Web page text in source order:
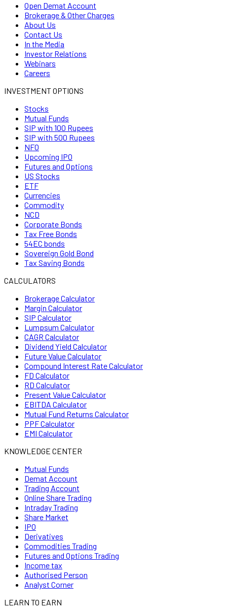
Open Demat Account
Brokerage & Other Charges
About Us
Contact Us
In the Media
Investor Relations
Webinars
Careers
INVESTMENT OPTIONS
Stocks
Mutual Funds
SIP with 100 Rupees
SIP with 500 Rupees
NFO
Upcoming IPO
Futures and Options
US Stocks
ETF
Currencies
Commodity
NCD
Corporate Bonds
Tax Free Bonds
54EC bonds
Sovereign Gold Bond
Tax Saving Bonds
CALCULATORS
Brokerage Calculator
Margin Calculator
SIP Calculator
Lumpsum Calculator
CAGR Calculator
Dividend Yield Calculator
Future Value Calculator
Compound Interest Rate Calculator
FD Calculator
RD Calculator
Present Value Calculator
EBITDA Calculator
Mutual Fund Returns Calculator
PPF Calculator
EMI Calculator
KNOWLEDGE CENTER
Mutual Funds
Demat Account
Trading Account
Online Share Trading
Intraday Trading
Share Market
IPO
Derivatives
Commodities Trading
Futures and Options Trading
Income tax
Authorised Person
Analyst Corner
LEARN TO EARN